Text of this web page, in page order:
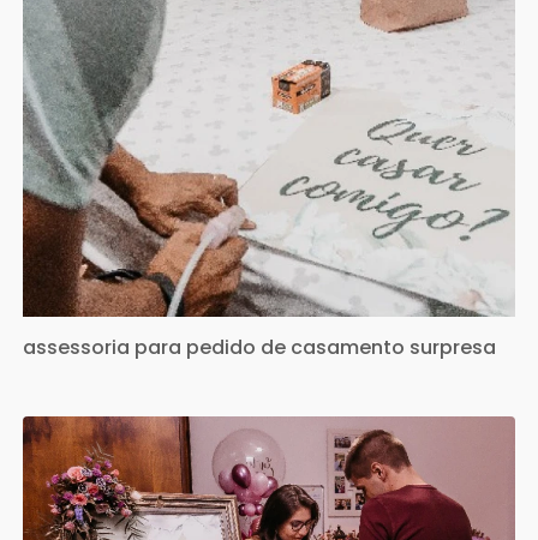
assessoria para pedido de casamento surpresa